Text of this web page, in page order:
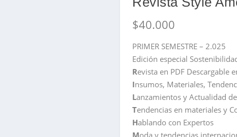
$40.000
PRIMER SEMESTRE – 2.025
Edición especial
Revista en PDF Descargable
Insumos, Materiales,
Lanzamientos y Actualidad
Tendencias en materiales y
Hablando con Expertos
Moda y tendencias